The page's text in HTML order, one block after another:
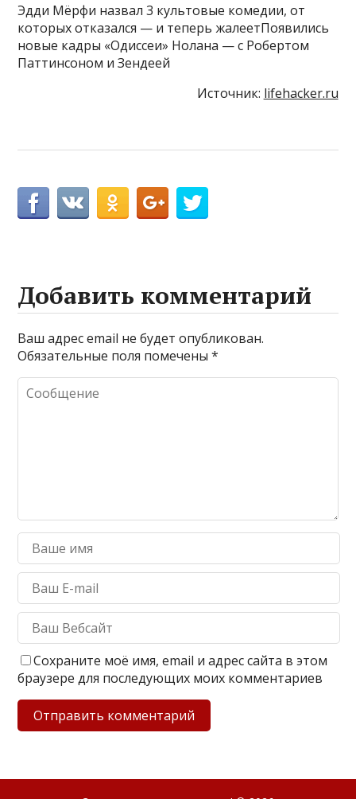
Эдди Мёрфи назвал 3 культовые комедии, от
которых отказался — и теперь жалеетПоявились
новые кадры «Одиссеи» Нолана — с Робертом
Паттинсоном и Зендеей
Источник: lifehacker.ru
Добавить комментарий
Ваш адрес email не будет опубликован.
Обязательные поля помечены*
Сохраните моё имя, email и адрес сайта в этом
браузере для последующих моих комментариев